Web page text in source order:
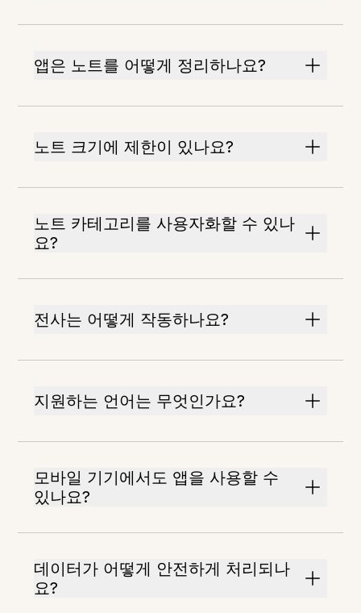
앱은 노트를 어떻게 정리하나요?
노트 크기에 제한이 있나요?
노트 카테고리를 사용자화할 수 있나
요?
전사는 어떻게 작동하나요?
지원하는 언어는 무엇인가요?
모바일 기기에서도 앱을 사용할 수
있나요?
데이터가 어떻게 안전하게 처리되나
요?